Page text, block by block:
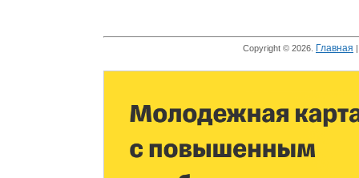
Copyright © 2026. Главная